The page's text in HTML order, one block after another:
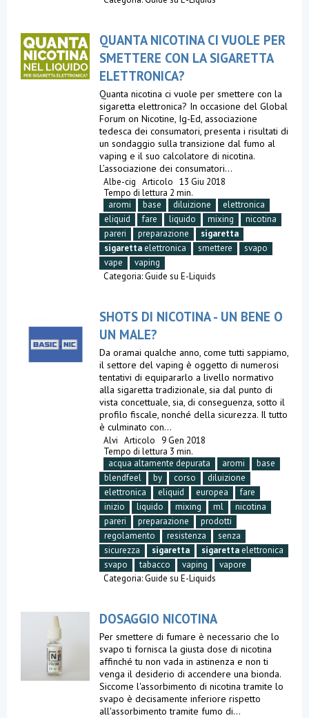
QUANTA NICOTINA CI VUOLE PER
SMETTERE CON LA SIGARETTA
ELETTRONICA?
Quanta nicotina ci vuole per smettere con la
sigaretta elettronica? In occasione del Global
Forum on Nicotine, Ig-Ed, associazione
tedesca dei consumatori, presenta i risultati di
un sondaggio sulla transizione dal fumo al
vaping e il suo calcolatore di nicotina.
L’associazione dei consumatori...
Albe-cig Articolo 13 Giu 2018
Tempo di lettura 2 min.
aromi
base diluizione
elettronica
eliquid
fare liquido mixing
nicotina
pareri
preparazione
sigaretta
sigaretta elettronica smettere
svapo
vape
vaping
Categoria:Guide su E-Liquids
SHOTS DI NICOTINA - UN BENE O
UN MALE?
Da oramai qualche anno, come tutti sappiamo,
il settore del vaping è oggetto di numerosi
tentativi di equipararlo a livello normativo
alla sigaretta tradizionale, sia dal punto di
vista concettuale, sia, di conseguenza, sotto il
profilo fiscale, nonché della sicurezza. Il tutto
è culminato con...
Alvi Articolo
9 Gen 2018
Tempo di lettura 3 min.
acqua altamente depurata
aromi
base
blendfeel
by corso
diluizione
elettronica
eliquid europea
fare
inizio
liquido mixing ml
nicotina
pareri
preparazione
prodotti
regolamento
resistenza
senza
sicurezza
sigaretta sigaretta elettronica
svapo
tabacco vaping
vapore
Categoria:Guide su E-Liquids
DOSAGGIO NICOTINA
Per smettere di fumare è necessario che lo
svapo ti fornisca la giusta dose di nicotina
affinché tu non vada in astinenza e non ti
venga il desiderio di accendere una bionda.
Siccome l'assorbimento di nicotina tramite lo
svapo è decisamente inferiore rispetto
all'assorbimento tramite fumo di...